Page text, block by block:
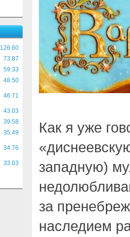
126.60
73.87
59.33
48.50
46.71
43.03
39.58
35.49
34.76
33.03
Как я уже
западную)
за
наследием